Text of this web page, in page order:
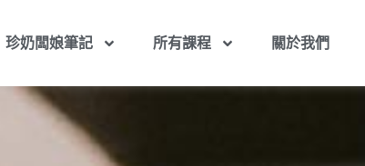
珍奶闆娘筆記 所有課程 關於我們